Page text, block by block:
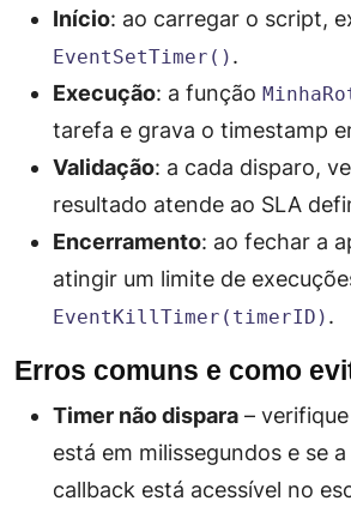
Início: ao carregar o script,
EventSetTimer() .
Execução: a função
tarefa e grava o timestamp
Validação: a cada disparo,
resultado atende ao SLA
Encerramento: ao fechar a
atingir um limite de
EventKillTimer(timerID) .
Erros comuns e como
Timer não dispara –
está em milissegundos e se
callback está acessível no